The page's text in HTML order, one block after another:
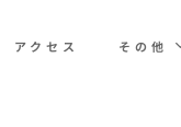
アクセス その他